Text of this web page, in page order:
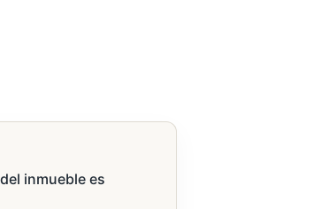
inmueble es